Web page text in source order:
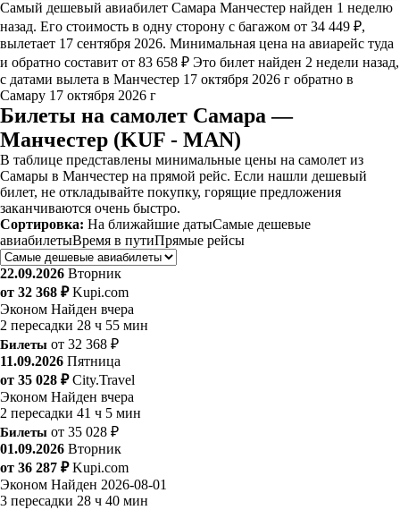
Самый дешевый авиабилет Самара Манчестер найден 1 неделю
назад. Его стоимость в одну сторону с багажом от 34 449 ₽,
вылетает 17 сентября 2026. Минимальная цена на авиарейс туда
и обратно составит от 83 658 ₽ Это билет найден 2 недели назад,
с датами вылета в Манчестер 17 октября 2026 г обратно в
Самару 17 октября 2026 г
Билеты на самолет Самара —
Манчестер (KUF - MAN)
В таблице представлены минимальные цены на самолет из
Самары в Манчестер на прямой рейс. Если нашли дешевый
билет, не откладывайте покупку, горящие предложения
заканчиваются очень быстро.
Сортировка: На ближайшие датыСамые дешевые
авиабилетыВремя в путиПрямые рейсы
22.09.2026 Вторник
от 32 368 ₽ Kupi.com
Эконом Найден вчера
2 пересадки 28 ч 55 мин
Билеты от 32 368 ₽
11.09.2026 Пятница
от 35 028 ₽ City.Travel
Эконом Найден вчера
2 пересадки 41 ч 5 мин
Билеты от 35 028 ₽
01.09.2026 Вторник
от 36 287 ₽ Kupi.com
Эконом Найден 2026-08-01
3 пересадки 28 ч 40 мин